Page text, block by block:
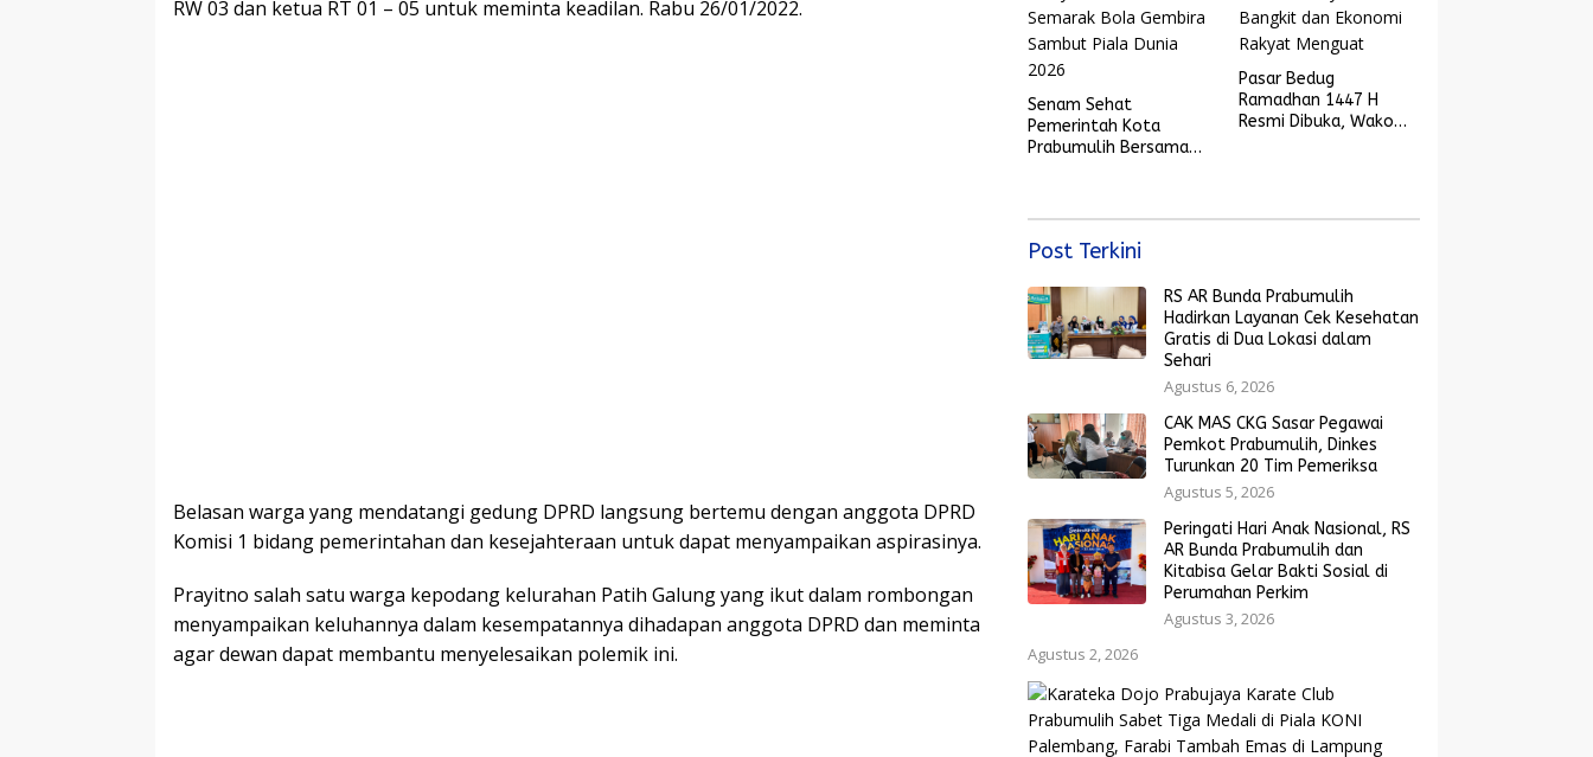
o p n g
RW 03 dan ketua RT 01 – 05 untuk meminta keadilan. Rabu 26/01/2022.
Belasan warga yang mendatangi gedung DPRD langsung bertemu dengan anggota DPRD
Komisi 1 bidang pemerintahan dan kesejahteraan untuk dapat menyampaikan aspirasinya.
Prayitno salah satu warga kepodang kelurahan Patih Galung yang ikut dalam rombongan
menyampaikan keluhannya dalam kesempatannya dihadapan anggota DPRD dan meminta
agar dewan dapat membantu menyelesaikan polemik ini.
Senam Sehat
Pemerintah Kota
Prabumulih Bersama
Pasar Bedug
Ramadhan 1447 H
Resmi Dibuka, Wako
Post Terkini
RS AR Bunda Prabumulih
Hadirkan Layanan Cek Kesehatan
Gratis di Dua Lokasi dalam
Sehari
Agustus 6, 2026
CAK MAS CKG Sasar Pegawai
Pemkot Prabumulih, Dinkes
Turunkan 20 Tim Pemeriksa
Agustus 5, 2026
Peringati Hari Anak Nasional, RS
AR Bunda Prabumulih dan
Kitabisa Gelar Bakti Sosial di
Perumahan Perkim
Agustus 3, 2026
Agustus 2, 2026